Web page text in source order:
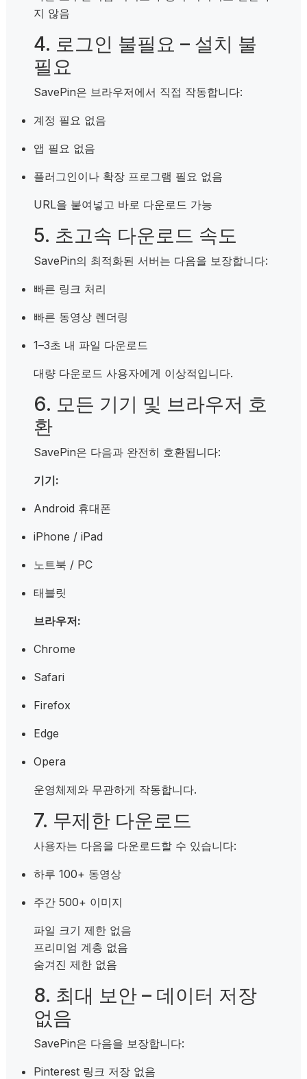
지 않음
4. 로그인 불필요 – 설치 불
필요
SavePin은 브라우저에서 직접 작동합니다:
계정 필요 없음
앱 필요 없음
플러그인이나 확장 프로그램 필요 없음
URL을 붙여넣고 바로 다운로드 가능
5. 초고속 다운로드 속도
SavePin의 최적화된 서버는 다음을 보장합니다:
빠른 링크 처리
빠른 동영상 렌더링
1–3초 내 파일 다운로드
대량 다운로드 사용자에게 이상적입니다.
6. 모든 기기 및 브라우저 호
환
SavePin은 다음과 완전히 호환됩니다:
기기:
Android 휴대폰
iPhone / iPad
노트북 / PC
태블릿
브라우저:
Chrome
Safari
Firefox
Edge
Opera
운영체제와 무관하게 작동합니다.
7. 무제한 다운로드
사용자는 다음을 다운로드할 수 있습니다:
하루 100+ 동영상
주간 500+ 이미지
파일 크기 제한 없음
프리미엄 계층 없음
숨겨진 제한 없음
8. 최대 보안 – 데이터 저장
없음
SavePin은 다음을 보장합니다:
Pinterest 링크 저장 없음